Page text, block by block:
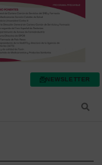
NEWSLETTER